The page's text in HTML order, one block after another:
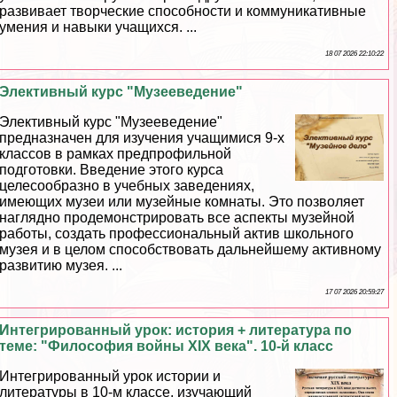
развивает творческие способности и коммуникативные
умения и навыки учащихся. ...
18 07 2026 22:10:22
Элективный курс "Музееведение"
Элективный курс "Музееведение"
предназначен для изучения учащимися 9-х
классов в рамках предпрофильной
подготовки. Введение этого курса
целесообразно в учебных заведениях,
имеющих музеи или музейные комнаты. Это позволяет
наглядно продемонстрировать все аспекты музейной
работы, создать профессиональный актив школьного
музея и в целом способствовать дальнейшему активному
развитию музея. ...
17 07 2026 20:59:27
Интегрированный урок: история + литература по
теме: "Философия войны XIX века". 10-й класс
Интегрированный урок истории и
литературы в 10-м классе, изучающий